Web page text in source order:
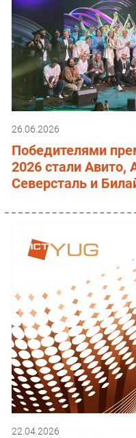
26.06.2026
Победителями
2026 стали Авито,
Северсталь и
22.04.2026